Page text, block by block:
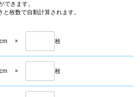
できます。
枚数で自動計算されます。
cm × 枚
cm × 枚